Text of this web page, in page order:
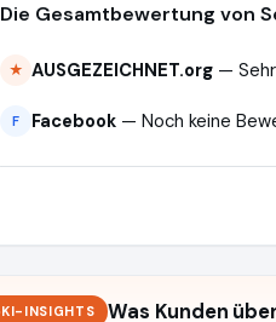
Die Gesamtbewertung von
★ AUSGEZEICHNET.org —
F Facebook — Noch keine
KI-INSIGHTS Was Kunden